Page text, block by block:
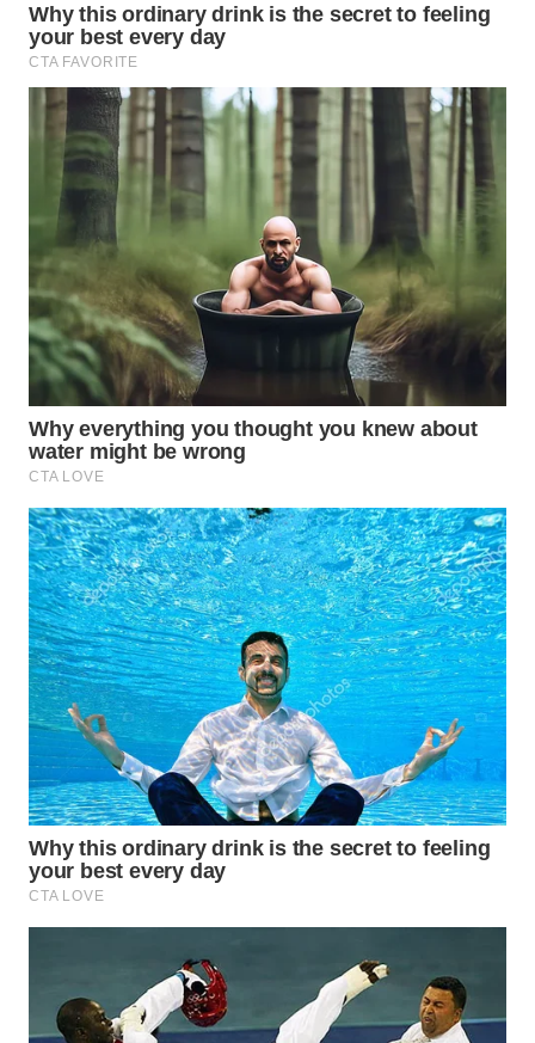
LABUHANBATU
WN
TAPANULI
TENGAH
WN DELI
SERDANG
WN
TEBING
TINGGI
WN
PAKPAK
WN
WN
BEKASI
WN
BOGOR
WN
DEPOK
WN
TAPANULI
UTARA
WN